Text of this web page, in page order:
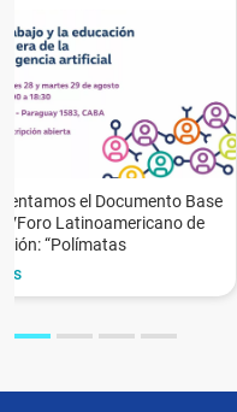
el Documento Base
Latinoamericano de
“Polímatas